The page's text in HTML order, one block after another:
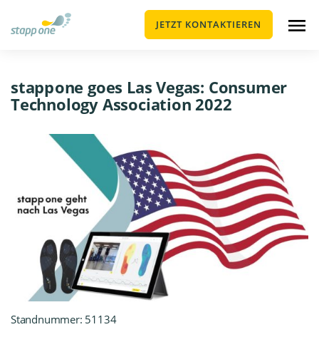
JETZT KONTAKTIEREN
stapp one goes Las Vegas: Consumer
Technology Association 2022
Standnummer: 51134